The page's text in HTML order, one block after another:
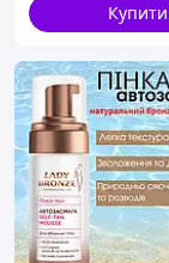
Купити